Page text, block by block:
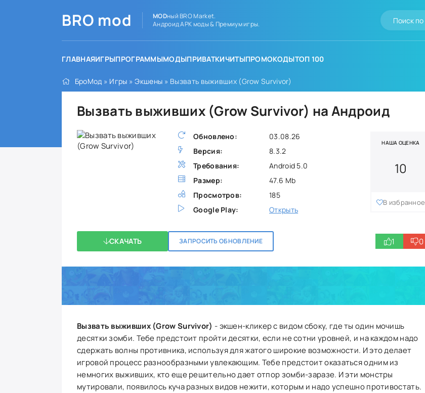
BRO mod MODный BRO Market.
Андроид APK моды & Премиум игры.
ГЛАВНАЯИГРЫПРОГРАММЫМОДЫПРИВАТКИЧИТЫПРОМОКОДЫТОП 100
БроМод » Игры »Экшены » Вызвать выживших (Grow Survivor)
Вызвать выживших (Grow Survivor) на Андроид
Обновлено:
03.08.26
Версия:
8.3.2
Требования:
Android 5.0
Размер:
47.6 Mb
Просмотров:
185
Google Play:
Открыть
НАША ОЦЕНКА
10
В избранное
СКАЧАТЬ ЗАПРОСИТЬ ОБНОВЛЕНИЕ 1 0
Вызвать выживших (Grow Survivor) - экшен-кликер с видом сбоку, где ты один мочишь
десятки зомби. Тебе предстоит пройти десятки, если не сотни уровней, и на каждом надо
сдержать волны противника, используя для жатого широкие возможности. И это делает
игровой процесс разнообразными увлекающим. Тебе предстоит оказаться одним из
немногих выживших, кто еще решительно дает отпор зомби-заразе. И эти монстры
мутировали, появилось куча разных видов нежити, которым и надо успешно противостать.